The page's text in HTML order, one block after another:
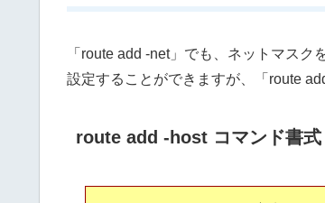
「route add -net」でも、ネットマス
設定することができますが、「route
route add -host コマンド書式